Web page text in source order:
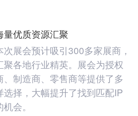
量优质资源汇聚
次展会预计吸引300多家展商，
聚各地行业精英。展会为授权
、制造商、零售商等提供了多
选择，大幅提升了找到匹配IP
机会。